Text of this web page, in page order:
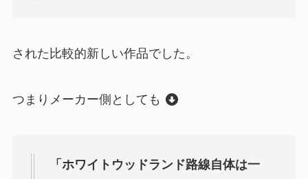
された比較的新しい作品でした。
つまりメーカー側としても
「ホワイトウッドランド路線自体は一